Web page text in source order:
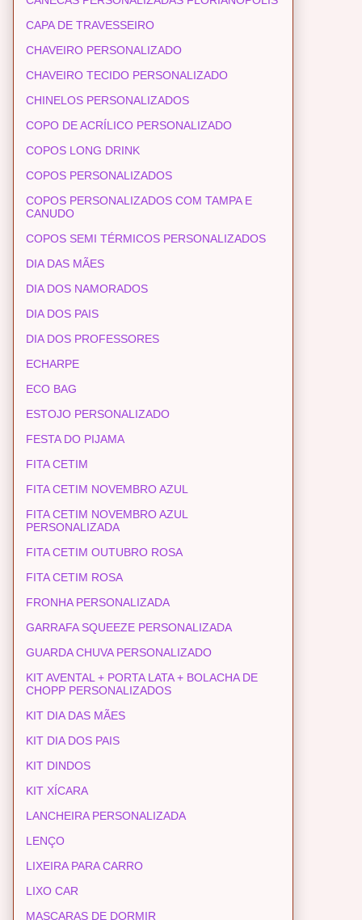
CAPA DE TRAVESSEIRO
CHAVEIRO PERSONALIZADO
CHAVEIRO TECIDO PERSONALIZADO
CHINELOS PERSONALIZADOS
COPO DE ACRÍLICO PERSONALIZADO
COPOS LONG DRINK
COPOS PERSONALIZADOS
COPOS PERSONALIZADOS COM TAMPA E
CANUDO
COPOS SEMI TÉRMICOS PERSONALIZADOS
DIA DAS MÃES
DIA DOS NAMORADOS
DIA DOS PAIS
DIA DOS PROFESSORES
ECHARPE
ECO BAG
ESTOJO PERSONALIZADO
FESTA DO PIJAMA
FITA CETIM
FITA CETIM NOVEMBRO AZUL
FITA CETIM NOVEMBRO AZUL
PERSONALIZADA
FITA CETIM OUTUBRO ROSA
FITA CETIM ROSA
FRONHA PERSONALIZADA
GARRAFA SQUEEZE PERSONALIZADA
GUARDA CHUVA PERSONALIZADO
KIT AVENTAL + PORTA LATA + BOLACHA DE
CHOPP PERSONALIZADOS
KIT DIA DAS MÃES
KIT DIA DOS PAIS
KIT DINDOS
KIT XÍCARA
LANCHEIRA PERSONALIZADA
LENÇO
LIXEIRA PARA CARRO
LIXO CAR
MASCARAS DE DORMIR